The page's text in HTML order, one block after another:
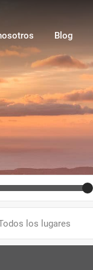
Blog
los lugares